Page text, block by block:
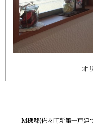
オ
ホーム
Ｍ様邸(佐々町新築一戸建